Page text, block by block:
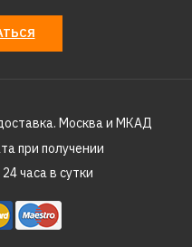
Москва и МКАД
при получении
часа в сутки